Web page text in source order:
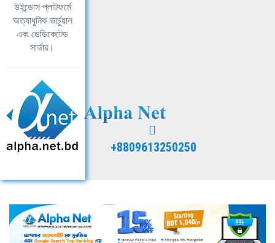
উইন্ডোস প্লাটফর্মে
অত্যাধুনিক ভার্চুয়াল
এবং ডেডিকেটেড
সার্ভার।
+8809613250250